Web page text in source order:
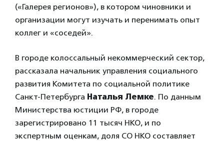
(«Галерея регионов»), в котором чиновники и
организации могут изучать и перенимать опыт
коллег и «соседей».
В городе колоссальный некоммерческий сектор,
рассказала начальник управления социального
развития Комитета по социальной политике
Санкт-Петербурга Наталья Лемке. По данным
Министерства юстиции РФ, в городе
зарегистрировано 11 тысяч НКО, и по
экспертным оценкам, доля СО НКО составляет